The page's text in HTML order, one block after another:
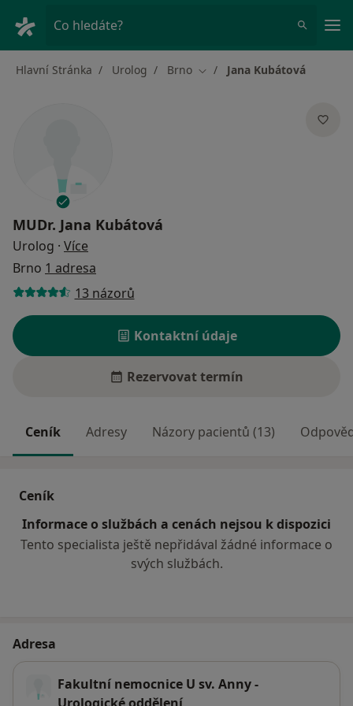
Co hledáte?
Hlavní Stránka Urolog Brno Změna města
Jana Kubátová
MUDr. Jana Kubátová
Urolog · Více
Brno 1 adresa
13 názorů
Kontaktní údaje
Rezervovat termín
Ceník Adresy Názory pacientů (13)
Ceník
Informace o službách a cenách nejsou k dispozici
Tento specialista ještě nepřidával žádné informace o
svých službách.
Adresa
Fakultní nemocnice U sv. Anny -